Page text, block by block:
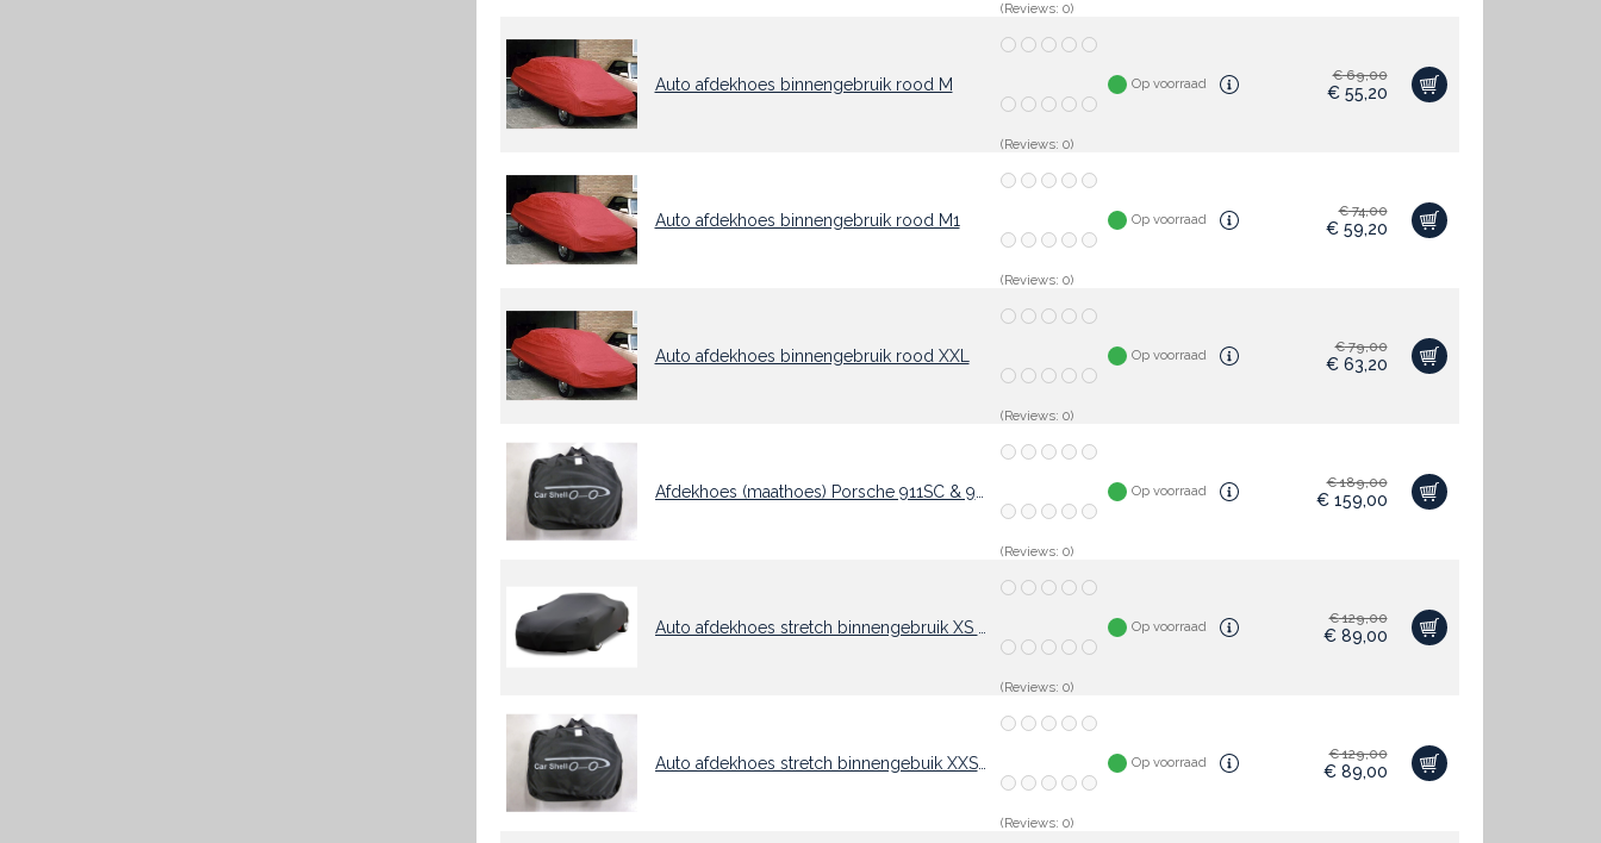
(Reviews: 0)
Auto afdekhoes binnengebruik rood M
(Reviews: 0)
Op voorraad
€69,00
€55,20
Auto afdekhoes binnengebruik rood M1
(Reviews: 0)
Op voorraad
€74,00
€59,20
Auto afdekhoes binnengebruik rood XXL
(Reviews: 0)
Op voorraad
€79,00
€63,20
(Reviews: 0)
Op voorraad
€189,00
€159,00
(Reviews: 0)
Op voorraad
€129,00
€89,00
Auto afdekhoes stretch binnengebuik XXS zwart
(Reviews: 0)
Op voorraad
€129,00
€89,00